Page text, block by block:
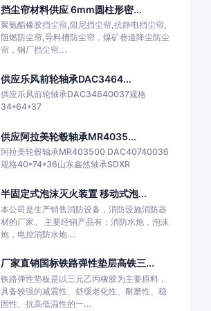
挡尘帘材料供应 6mm圆柱形密...
聚氨酯橡胶挡尘帘,阻尼挡尘帘,抗静电挡尘帘,
阻燃防尘帘,导料槽防尘帘，煤矿巷道降尘防尘
帘，钢厂挡尘帘...
供应乐风前轮轴承DAC3464...
供应乐风前轮轴承DAC34640037规格
34*64*37
供应阿拉美轮毂轴承MR4035...
阿拉美轮毂轴承MR403500 DAC40740036
规格40*74*36山东鑫然轴承SDXR
半固定式泡沫灭火装置 移动式泡...
本公司是生产销售消防设备，消防设施消防器
材的厂家。 主要经销产品有：消防水炮，泡沫
炮，电控消防水炮...
厂家直销国标铁路弹性垫层高铁三...
铁路弹性垫板是以三元乙丙橡胶为主要原料，
具备较强的减震性、舒缓老化性、耐磨性、稳
固性、抗高低温性的一...